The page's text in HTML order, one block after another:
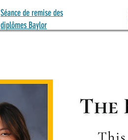
Séance de remise des
diplômes Baylor